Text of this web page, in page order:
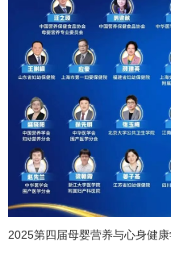
2025第四届母婴营养与心身健